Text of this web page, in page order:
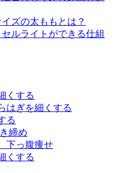
ズの太ももとは？
ルライトができる仕組
くする
はぎを細くする
る
締め
下っ腹痩せ
くする